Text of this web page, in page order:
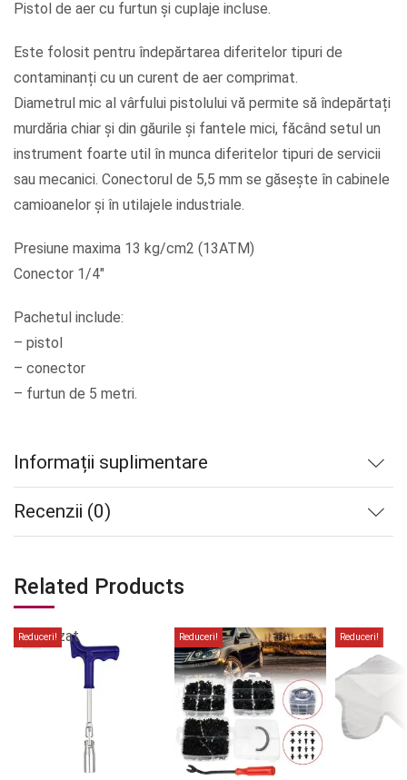
Pistol de aer cu furtun și cuplaje incluse.
Este folosit pentru îndepărtarea diferitelor tipuri de
contaminanți cu un curent de aer comprimat.
Diametrul mic al vârfului pistolului vă permite să îndepărtați
murdăria chiar și din găurile și fantele mici, făcând setul un
instrument foarte util în munca diferitelor tipuri de servicii
sau mecanici. Conectorul de 5,5 mm se găsește în cabinele
camioanelor și în utilajele industriale.
Presiune maxima 13 kg/cm2 (13ATM)
Conector 1/4″
Pachetul include:
– pistol
– conector
– furtun de 5 metri.
Informații suplimentare
Recenzii (0)
Related Products
Reduceri!
epuizat
Reduceri! Reduceri!